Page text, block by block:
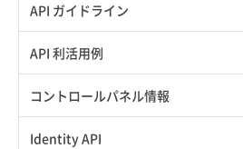
API ガイドライン
APIのご利用について
API 利活用例
APIでAPIサブユーザーを作成する
APIでVPSにISOイメージを挿入する
コントロールパネル情報
APIユーザーを作成する
Identity API